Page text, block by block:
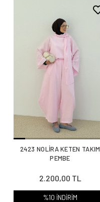
2423 NOLİRA KETEN TAKIM
PEMBE
2.200,00 TL
%10 İNDİRİM